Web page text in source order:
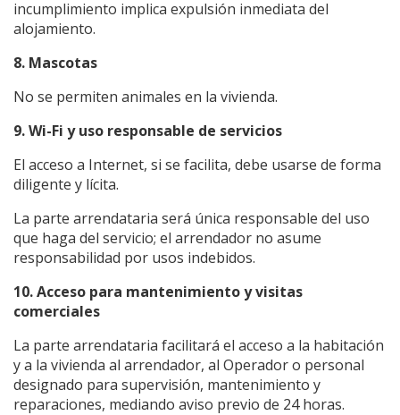
incumplimiento implica expulsión inmediata del
alojamiento.
8. Mascotas
No se permiten animales en la vivienda.
9. Wi-Fi y uso responsable de servicios
El acceso a Internet, si se facilita, debe usarse de forma
diligente y lícita.
La parte arrendataria será única responsable del uso
que haga del servicio; el arrendador no asume
responsabilidad por usos indebidos.
10. Acceso para mantenimiento y visitas
comerciales
La parte arrendataria facilitará el acceso a la habitación
y a la vivienda al arrendador, al Operador o personal
designado para supervisión, mantenimiento y
reparaciones, mediando aviso previo de 24 horas.